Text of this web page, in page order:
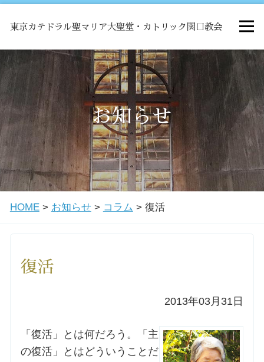
東京カテドラル聖マリア大聖堂・カトリック関口教会
HOME
ミサ
お知らせ
関口教会について
教会学校・中高生会
小池神父の講座
お知らせ
HOME> お知らせ> コラム > 復活
復活
2013年03月31日
「復活」とは何だろう。「主
の復活」とはどういうことだ